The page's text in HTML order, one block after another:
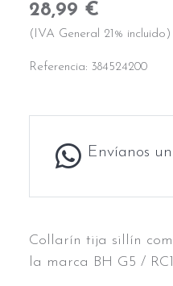
28,99 €
(IVA General 21% incluido)
Referencia: 384524200
Envíanos
Collarín tija sillín
la marca BH G5 / RC1